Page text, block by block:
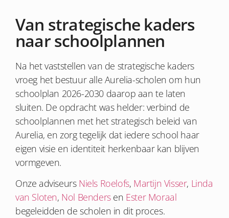
Van strategische kaders
naar schoolplannen
Na het vaststellen van de strategische kaders
vroeg het bestuur alle Aurelia-scholen om hun
schoolplan 2026-2030 daarop aan te laten
sluiten. De opdracht was helder: verbind de
schoolplannen met het strategisch beleid van
Aurelia, en zorg tegelijk dat iedere school haar
eigen visie en identiteit herkenbaar kan blijven
vormgeven.
Onze adviseurs Niels Roelofs, Martijn Visser, Linda
van Sloten, Nol Bendersen Ester Moraal
begeleidden de scholen in dit proces.